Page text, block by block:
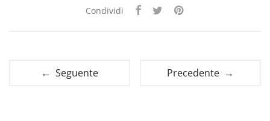
Condividi
← Seguente Precedente →